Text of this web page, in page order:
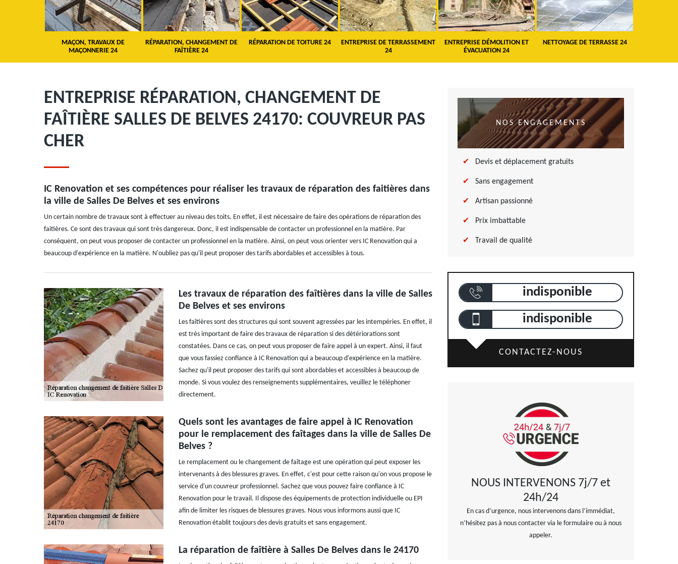
MAÇON, TRAVAUX DE
MAÇONNERIE 24
RÉPARATION, CHANGEMENT DE
FAÎTIÈRE 24
RÉPARATION DE TOITURE 24
ENTREPRISE DE TERRASSEMENT
24
ENTREPRISE DÉMOLITION ET
ÉVACUATION 24
NETTOYAGE DE TERRASSE 24
ENTREPRISE RÉPARATION, CHANGEMENT DE
FAÎTIÈRE SALLES DE BELVES 24170: COUVREUR PAS
CHER
IC Renovation et ses compétences pour réaliser les travaux de réparation des faitières dans
la ville de Salles De Belves et ses environs
Un certain nombre de travaux sont à effectuer au niveau des toits. En effet, il est nécessaire de faire des opérations de réparation des
faitières. Ce sont des travaux qui sont très dangereux. Donc, il est indispensable de contacter un professionnel en la matière. Par
conséquent, on peut vous proposer de contacter un professionnel en la matière. Ainsi, on peut vous orienter vers IC Renovation qui a
beaucoup d'expérience en la matière. N'oubliez pas qu'il peut proposer des tarifs abordables et accessibles à tous.
Les travaux de réparation des faîtières dans la ville de Salles
De Belves et ses environs
Les faîtières sont des structures qui sont souvent agressées par les intempéries. En effet, il
est très important de faire des travaux de réparation si des détériorations sont
constatées. Dans ce cas, on peut vous proposer de faire appel à un expert. Ainsi, il faut
que vous fassiez confiance à IC Renovation qui a beaucoup d'expérience en la matière.
Sachez qu'il peut proposer des tarifs qui sont abordables et accessibles à beaucoup de
monde. Si vous voulez des renseignements supplémentaires, veuillez le téléphoner
directement.
Quels sont les avantages de faire appel à IC Renovation
pour le remplacement des faîtages dans la ville de Salles De
Belves ?
Le remplacement ou le changement de faîtage est une opération qui peut exposer les
intervenants à des blessures graves. En effet, c'est pour cette raison qu'on vous propose le
service d'un couvreur professionnel. Sachez que vous pouvez faire confiance à IC
Renovation pour le travail. Il dispose des équipements de protection individuelle ou EPI
afin de limiter les risques de blessures graves. Nous vous informons aussi que IC
Renovation établit toujours des devis gratuits et sans engagement.
La réparation de faîtière à Salles De Belves dans le 24170
NOS ENGAGEMENTS
Devis et déplacement gratuits
Sans engagement
Artisan passionné
Prix imbattable
Travail de qualité
indisponible
indisponible
CONTACTEZ-NOUS
NOUS INTERVENONS 7j/7 et
24h/24
En cas d’urgence, nous intervenons dans l’immédiat,
n’hésitez pas à nous contacter via le formulaire ou à nous
appeler.